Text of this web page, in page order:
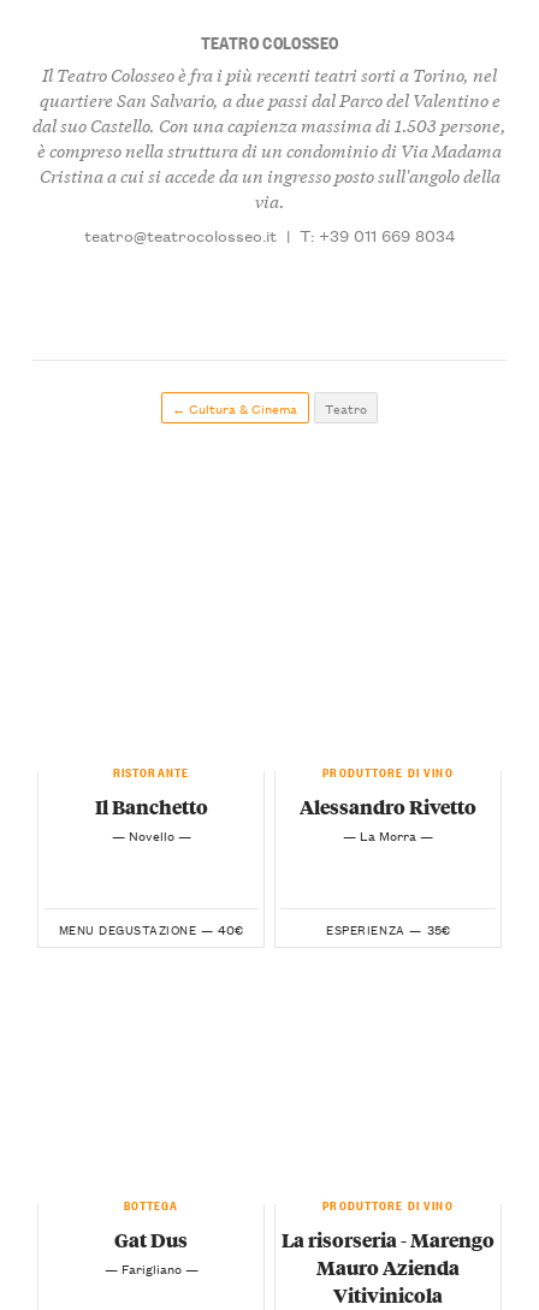
TEATRO COLOSSEO
Il Teatro Colosseo è fra i più recenti teatri sorti a Torino, nel
quartiere San Salvario, a due passi dal Parco del Valentino e
dal suo Castello. Con una capienza massima di 1.503 persone,
è compreso nella struttura di un condominio di Via Madama
Cristina a cui si accede da un ingresso posto sull'angolo della
via.
teatro@teatrocolosseo.it | T: +39 011 669 8034
← Cultura & Cinema Teatro
RISTORANTE
Il Banchetto
— Novello —
MENU DEGUSTAZIONE — 40€
PRODUTTORE DI VINO
Alessandro Rivetto
— La Morra —
ESPERIENZA — 35€
BOTTEGA
Gat Dus
— Farigliano —
PRODUTTORE DI VINO
La risorseria - Marengo
Mauro Azienda
Vitivinicola